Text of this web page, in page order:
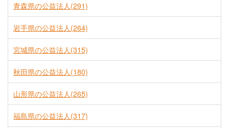
青森県の公益法人(291)
岩手県の公益法人(264)
宮城県の公益法人(315)
秋田県の公益法人(180)
山形県の公益法人(265)
福島県の公益法人(317)